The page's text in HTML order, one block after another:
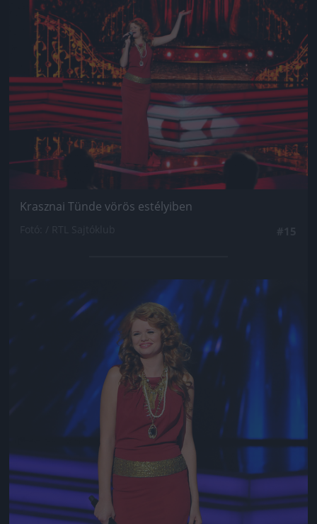
Jön még kép!
Krasznai Tünde vörös estélyiben
Jön még kép!